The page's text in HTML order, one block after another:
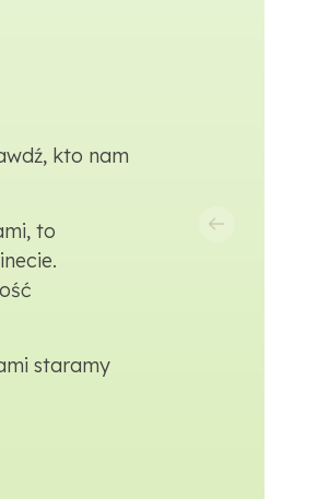
kto nam
to
staramy